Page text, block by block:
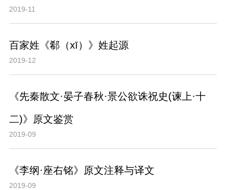
2019-11
百家姓《郗（xī）》姓起源
2019-12
《先秦散文·晏子春秋·景公欲诛祝史(谏上·十
二)》原文鉴赏
2019-09
《李纲·座右铭》原文注释与译文
2019-09